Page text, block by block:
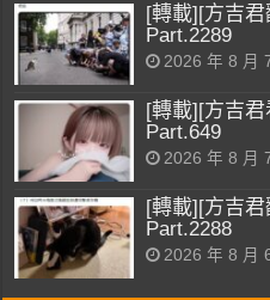
[轉載][方吉
Part.2289
2026 年 8 月
[轉載][方吉
Part.649
2026 年 8 月
[轉載][方吉
Part.2288
2026 年 8 月